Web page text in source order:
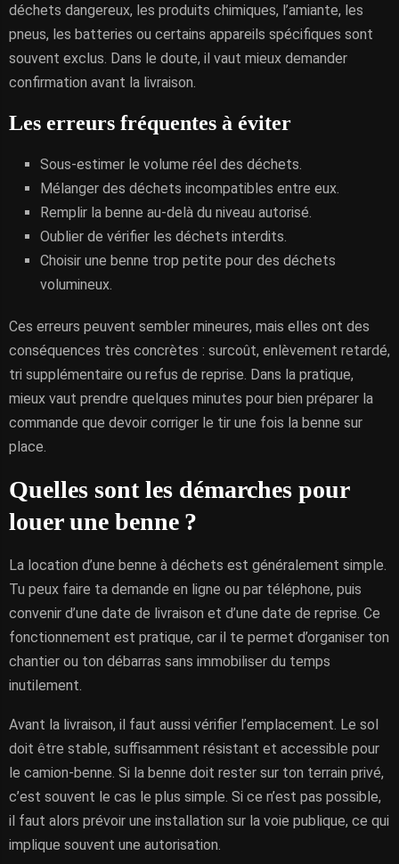
déchets dangereux, les produits chimiques, l’amiante, les
pneus, les batteries ou certains appareils spécifiques sont
souvent exclus. Dans le doute, il vaut mieux demander
confirmation avant la livraison.
Les erreurs fréquentes à éviter
Sous-estimer le volume réel des déchets.
Mélanger des déchets incompatibles entre eux.
Remplir la benne au-delà du niveau autorisé.
Oublier de vérifier les déchets interdits.
Choisir une benne trop petite pour des déchets
volumineux.
Ces erreurs peuvent sembler mineures, mais elles ont des
conséquences très concrètes : surcoût, enlèvement retardé,
tri supplémentaire ou refus de reprise. Dans la pratique,
mieux vaut prendre quelques minutes pour bien préparer la
commande que devoir corriger le tir une fois la benne sur
place.
Quelles sont les démarches pour
louer une benne ?
La location d’une benne à déchets est généralement simple.
Tu peux faire ta demande en ligne ou par téléphone, puis
convenir d’une date de livraison et d’une date de reprise. Ce
fonctionnement est pratique, car il te permet d’organiser ton
chantier ou ton débarras sans immobiliser du temps
inutilement.
Avant la livraison, il faut aussi vérifier l’emplacement. Le sol
doit être stable, suffisamment résistant et accessible pour
le camion-benne. Si la benne doit rester sur ton terrain privé,
c’est souvent le cas le plus simple. Si ce n’est pas possible,
il faut alors prévoir une installation sur la voie publique, ce qui
implique souvent une autorisation.